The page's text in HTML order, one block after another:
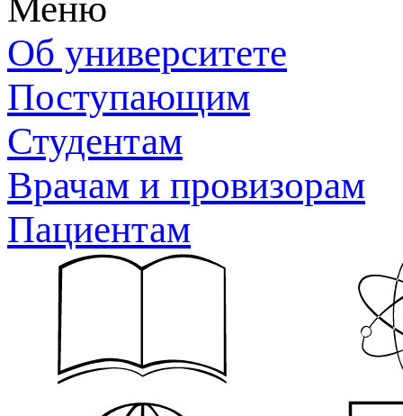
Меню
Об университете
Поступающим
Студентам
Врачам и провизорам
Пациентам